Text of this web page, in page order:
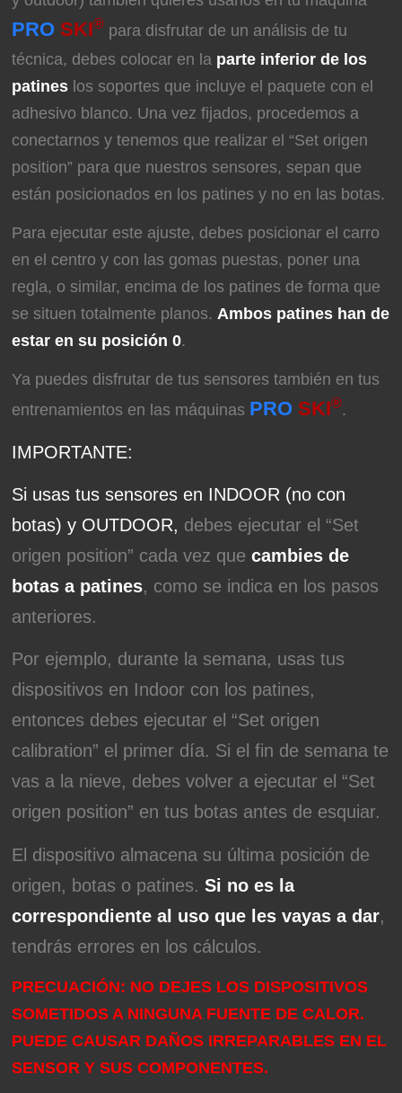
PRO SKI® para disfrutar de un análisis de tu
técnica, debes colocar en la parte inferior de los
patines los soportes que incluye el paquete con el
adhesivo blanco. Una vez fijados, procedemos a
conectarnos y tenemos que realizar el “Set origen
position” para que nuestros sensores, sepan que
están posicionados en los patines y no en las botas.
Para ejecutar este ajuste, debes posicionar el carro
en el centro y con las gomas puestas, poner una
regla, o similar, encima de los patines de forma que
se situen totalmente planos. Ambos patines han de
estar en su posición 0.
Ya puedes disfrutar de tus sensores también en tus
entrenamientos en las máquinas PRO SKI®.
IMPORTANTE:
Si usas tus sensores en INDOOR (no con
botas) y OUTDOOR, debes ejecutar el “Set
origen position” cada vez quecambies de
botas a patines, como se indica en los pasos
anteriores.
Por ejemplo, durante la semana, usas tus
dispositivos en Indoor con los patines,
entonces debes ejecutar el “Set origen
calibration” el primer día. Si el fin de semana te
vas a la nieve, debes volver a ejecutar el “Set
origen position” en tus botas antes de esquiar.
El dispositivo almacena su última posición de
origen, botas o patines.Si no es la
correspondiente al uso que les vayas a dar,
tendrás errores en los cálculos.
PRECUACIÓN: NO DEJES LOS DISPOSITIVOS
SOMETIDOS A NINGUNA FUENTE DE CALOR.
PUEDE CAUSAR DAÑOS IRREPARABLES EN EL
SENSOR Y SUS COMPONENTES.